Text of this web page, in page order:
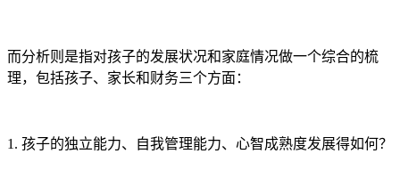
而分析则是指对孩子的发展状况和家庭情况做一个综合的梳
理，包括孩子、家长和财务三个方面：
1. 孩子的独立能力、自我管理能力、心智成熟度发展得如何？